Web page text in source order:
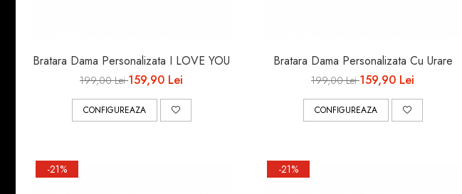
Bratara Dama Personalizata I LOVE YOU
199,00 Lei159,90 Lei
CONFIGUREAZA
Bratara Dama Personalizata Cu Urare
199,00 Lei159,90 Lei
CONFIGUREAZA
-21% -21%